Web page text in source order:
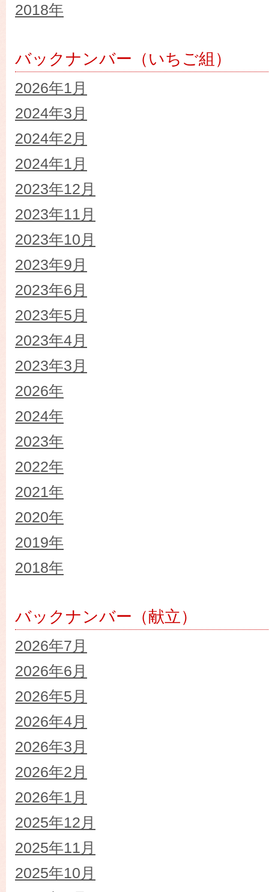
2018年
バックナンバー（いちご組）
2026年1月
2024年3月
2024年2月
2024年1月
2023年12月
2023年11月
2023年10月
2023年9月
2023年6月
2023年5月
2023年4月
2023年3月
2026年
2024年
2023年
2022年
2021年
2020年
2019年
2018年
バックナンバー（献立）
2026年7月
2026年6月
2026年5月
2026年4月
2026年3月
2026年2月
2026年1月
2025年12月
2025年11月
2025年10月